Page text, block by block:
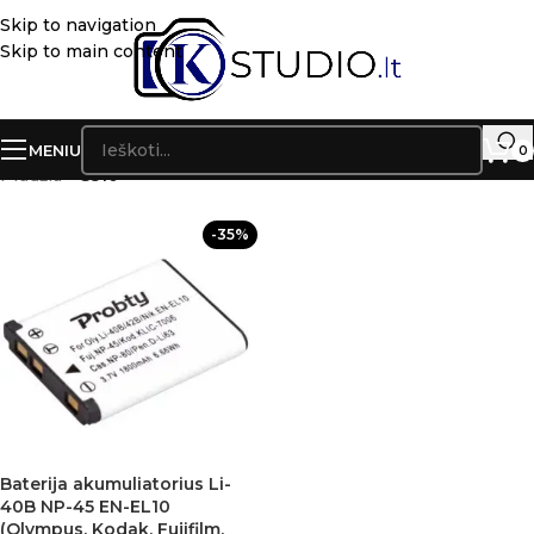
Skip to navigation
Skip to main content
MENIU 0
Pradžia»S510
-35%
Baterija akumuliatorius Li-
40B NP-45 EN-EL10
(Olympus, Kodak, Fujifilm,